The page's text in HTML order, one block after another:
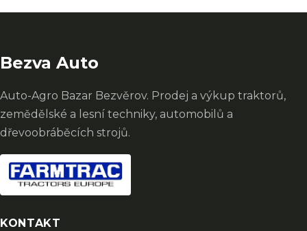
Bezva Auto
Auto-Agro Bazar Bezvěrov. Prodej a výkup traktorů,
zemědělské a lesní techniky, automobilů a
dřevoobráběcích strojů.
KONTAKT